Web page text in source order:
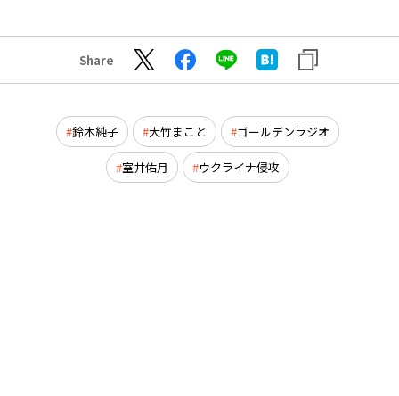
Share
鈴木純子 大竹まこと ゴールデンラジオ
室井佑月 ウクライナ侵攻